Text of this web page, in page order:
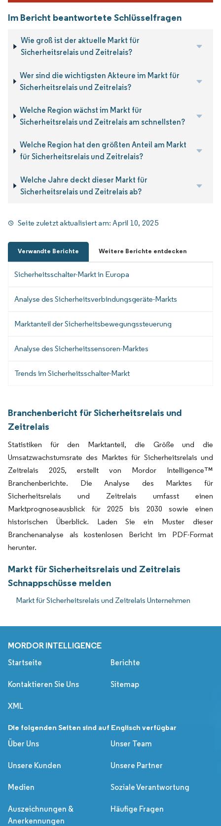
Im Bericht beantwortete Schlüsselfragen
Wie groß ist der aktuelle Markt für
Sicherheitsrelais und Zeitrelais?
Wer sind die wichtigsten Akteure im Markt für
Sicherheitsrelais und Zeitrelais?
Welche Region wächst im Markt für
Sicherheitsrelais und Zeitrelais am schnellsten?
Welche Region hat den größten Anteil am Markt
für Sicherheitsrelais und Zeitrelais?
Welche Jahre deckt dieser Markt für
Sicherheitsrelais und Zeitrelais ab?
Seite zuletzt aktualisiert am:April 10, 2025
Verwandte Berichte Weitere Berichte entdecken
Sicherheitsschalter-Markt in Europa
Analyse des Sicherheitsverbindungsgeräte-Markts
Marktanteil der Sicherheitsbewegungssteuerung
Analyse des Sicherheitssensoren-Marktes
Trends im Sicherheitsschalter-Markt
Branchenbericht für Sicherheitsrelais und
Zeitrelais
Statistiken für den Marktanteil, die Größe und die
Umsatzwachstumsrate des Marktes für Sicherheitsrelais und
Zeitrelais 2025, erstellt von Mordor Intelligence™
Branchenberichte. Die Analyse des Marktes für
Sicherheitsrelais und Zeitrelais umfasst einen
Marktprognoseausblick für 2025 bis 2030 sowie einen
historischen Überblick. Laden Sie ein Muster dieser
Branchenanalyse als kostenlosen Bericht im PDF-Format
herunter.
Markt für Sicherheitsrelais und Zeitrelais
Schnappschüsse melden
Markt für Sicherheitsrelais und Zeitrelais Unternehmen
MORDOR INTELLIGENCE
Startseite Berichte
Kontaktieren Sie Uns Sitemap
XML
Die folgenden Seiten sind auf Englisch verfügbar
Über Uns
Unser Team
Unsere Kunden Unsere Partner
Medien Soziale Verantwortung
Auszeichnungen &
Anerkennungen
Häufige Fragen